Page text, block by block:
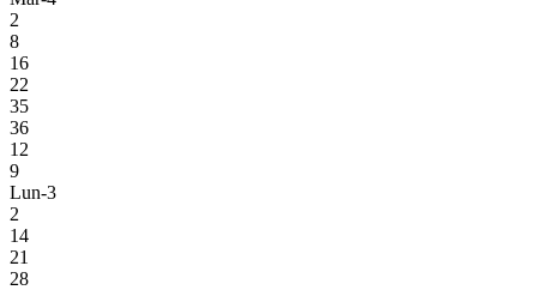
2
8
16
22
35
36
12
9
Lun-3
2
14
21
28